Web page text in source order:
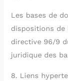
Les bases de
dispositions de
directive 96/9
juridique des
8. Liens